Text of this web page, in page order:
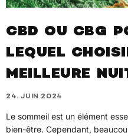
CBD OU CBG
LEQUEL
MEILLEURE
24. JUIN 2024
Le sommeil est un élément
bien-être. Cependant,